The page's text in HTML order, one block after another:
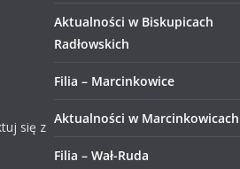
się z
Aktualności w Biskupicach
Radłowskich
Filia – Marcinkowice
Aktualności w Marcinkowicach
Filia – Wał-Ruda